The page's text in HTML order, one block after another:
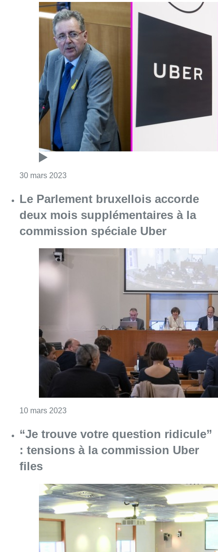
30 mars 2023Consulter l'article "Commission Uber Files
Le Parlement bruxellois accorde
deux mois supplémentaires à la
commission spéciale Uber
10 mars 2023 Consulter l'article "Le Parlement
“Je trouve votre question ridicule”
: tensions à la commission Uber
files
Consulter l'article "“Je trouve votre